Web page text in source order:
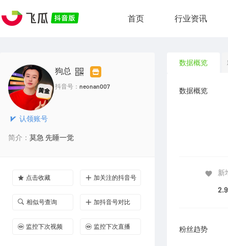
首页 行业资讯
认领账号
狗总
抖音号： neonan007
简介： 莫急 先睡一觉
点击收藏 加关注的抖音号
相似号查询 加抖音号对比
监控下次视频 监控下次直播
数据概览
数据概览
新
粉丝趋势